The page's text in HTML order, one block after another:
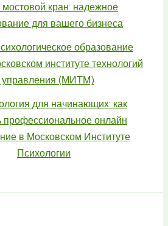
мостовой кран: надежное
для вашего бизнеса
образование
институте технологий
управления (МИТМ)
для начинающих: как
профессиональное онлайн
в Московском Институте
Психологии